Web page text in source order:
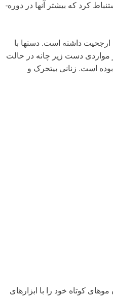
کرد. با توجه به وضع آرایش مو و نوع پوشش انتخابی زنان در این عکس­ها می­توان استنباط کرد که بیشتر آنها در دوره­
داشته است. دست­ها با
مواردی دست زیر چانه در حالت
است. زنانی بی­تحرک و
کوتاه خود را با ابزارهای